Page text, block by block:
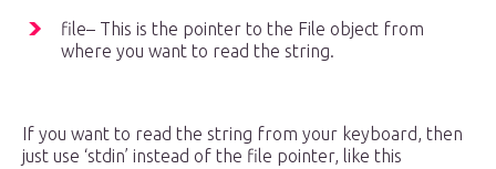
file– This is the pointer to the File object from
where you want to read the string.
If you want to read the string from your keyboard, then
just use ‘stdin’ instead of the file pointer, like this